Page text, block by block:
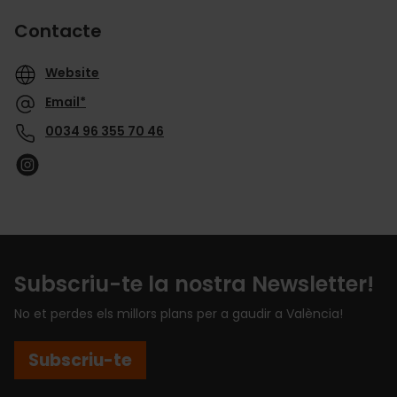
Contacte
Website
Email*
0034 96 355 70 46
Subscriu-te la nostra Newsletter!
No et perdes els millors plans per a gaudir a València!
Subscriu-te